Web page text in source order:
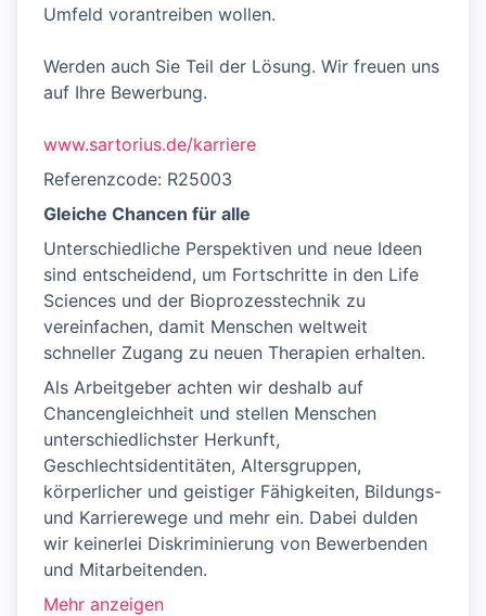
Umfeld vorantreiben wollen.
Werden auch Sie Teil der Lösung. Wir freuen uns
auf Ihre Bewerbung.
www.sartorius.de/karriere
Referenzcode: R25003
Gleiche Chancen für alle
Unterschiedliche Perspektiven und neue Ideen
sind entscheidend, um Fortschritte in den Life
Sciences und der Bioprozesstechnik zu
vereinfachen, damit Menschen weltweit
schneller Zugang zu neuen Therapien erhalten.
Als Arbeitgeber achten wir deshalb auf
Chancengleichheit und stellen Menschen
unterschiedlichster Herkunft,
Geschlechtsidentitäten, Altersgruppen,
körperlicher und geistiger Fähigkeiten, Bildungs-
und Karrierewege und mehr ein. Dabei dulden
wir keinerlei Diskriminierung von Bewerbenden
und Mitarbeitenden.
Mehr anzeigen